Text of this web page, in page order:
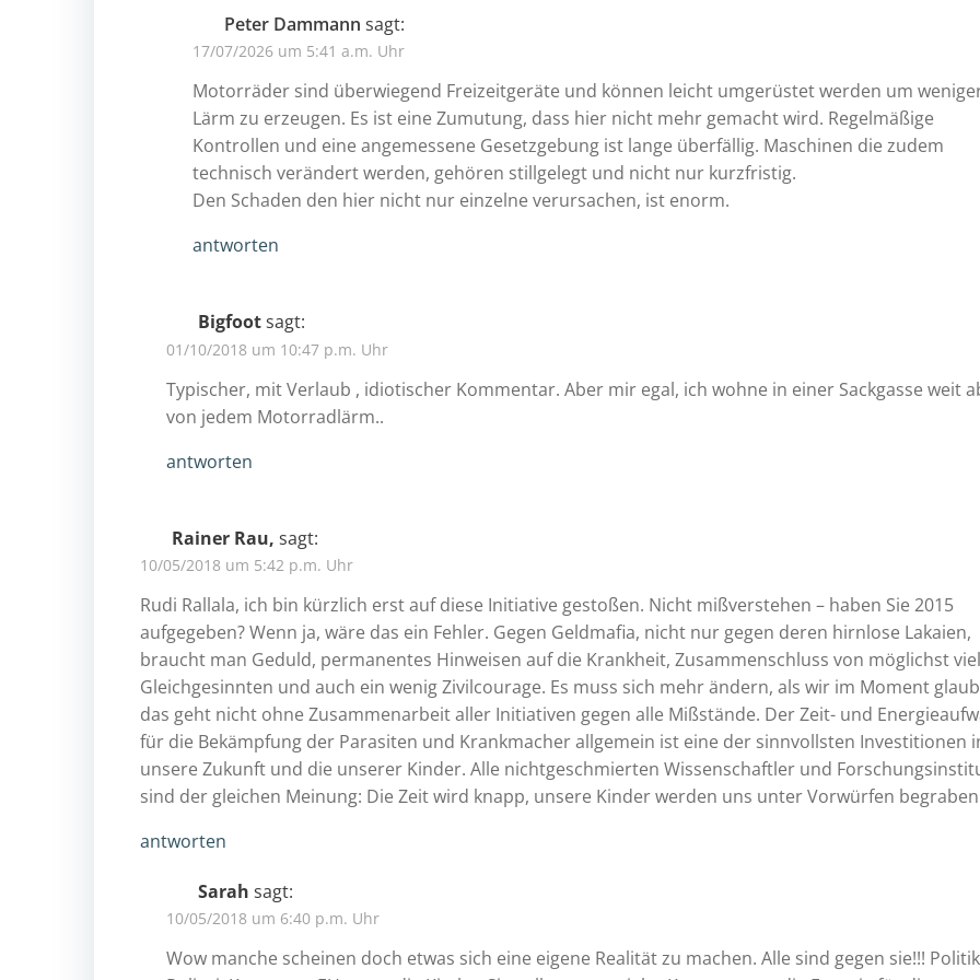
Peter Dammann sagt:
17/07/2026 um 5:41 a.m. Uhr
Motorräder sind überwiegend Freizeitgeräte und können leicht umgerüstet werden um
Lärm zu erzeugen. Es ist eine Zumutung, dass hier nicht mehr gemacht wird. Regelmäßige
Kontrollen und eine angemessene Gesetzgebung ist lange überfällig. Maschinen die zudem
technisch verändert werden, gehören stillgelegt und nicht nur kurzfristig.
Den Schaden den hier nicht nur einzelne verursachen, ist enorm.
antworten
Bigfootsagt:
01/10/2018 um 10:47 p.m. Uhr
Typischer, mit Verlaub , idiotischer Kommentar. Aber mir egal, ich wohne in einer Sackgasse weit
von jedem Motorradlärm..
antworten
Rainer Rau, sagt:
10/05/2018 um 5:42 p.m. Uhr
Rudi Rallala, ich bin kürzlich erst auf diese Initiative gestoßen. Nicht mißverstehen – haben Sie 2015
aufgegeben? Wenn ja, wäre das ein Fehler. Gegen Geldmafia, nicht nur gegen deren hirnlose Lakaien,
braucht man Geduld, permanentes Hinweisen auf die Krankheit, Zusammenschluss von möglichst
Gleichgesinnten und auch ein wenig Zivilcourage. Es muss sich mehr ändern, als wir im Moment
das geht nicht ohne Zusammenarbeit aller Initiativen gegen alle Mißstände. Der Zeit- und
für die Bekämpfung der Parasiten und Krankmacher allgemein ist eine der sinnvollsten Investitionen
unsere Zukunft und die unserer Kinder. Alle nichtgeschmierten Wissenschaftler und
sind der gleichen Meinung: Die Zeit wird knapp, unsere Kinder werden uns unter Vorwürfen
antworten
Sarah sagt:
10/05/2018 um 6:40 p.m. Uhr
Wow manche scheinen doch etwas sich eine eigene Realität zu machen. Alle sind gegen sie!!!